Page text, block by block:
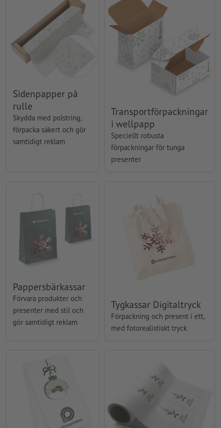
Sidenpapper på
rulle
Skydda med polstring,
förpacka säkert och gör
samtidigt reklam
Transportförpackningar
i wellpapp
Speciellt robusta
förpackningar för tunga
presenter
Pappersbärkassar
Förvara produkter och
presenter med stil och
gör samtidigt reklam
Tygkassar Digitaltryck
Förpackning och present i ett,
med fotorealistiskt tryck